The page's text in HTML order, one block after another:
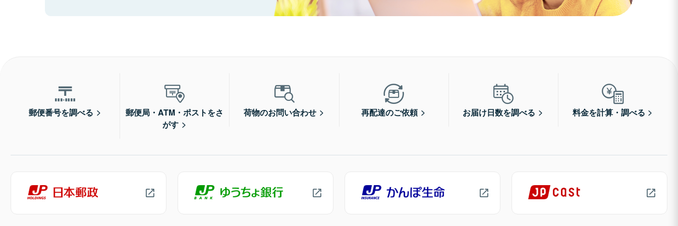
郵便番号を調べる
郵便局・ATM・ポストをさ
がす
荷物のお問い合わせ 再配達のご依頼 お届け日数を調べる 料金を計算・調べる